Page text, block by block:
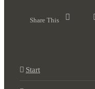
Share This
Start